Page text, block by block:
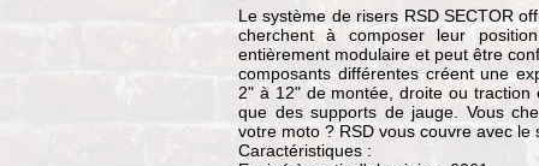
Le système de risers RSD SECTOR
cherchent à composer leur
entièrement modulaire et peut être
composants différentes créent une
2" à 12" de montée, droite ou
que des supports de jauge. Vous
votre moto ? RSD vous couvre avec le
Caractéristiques :